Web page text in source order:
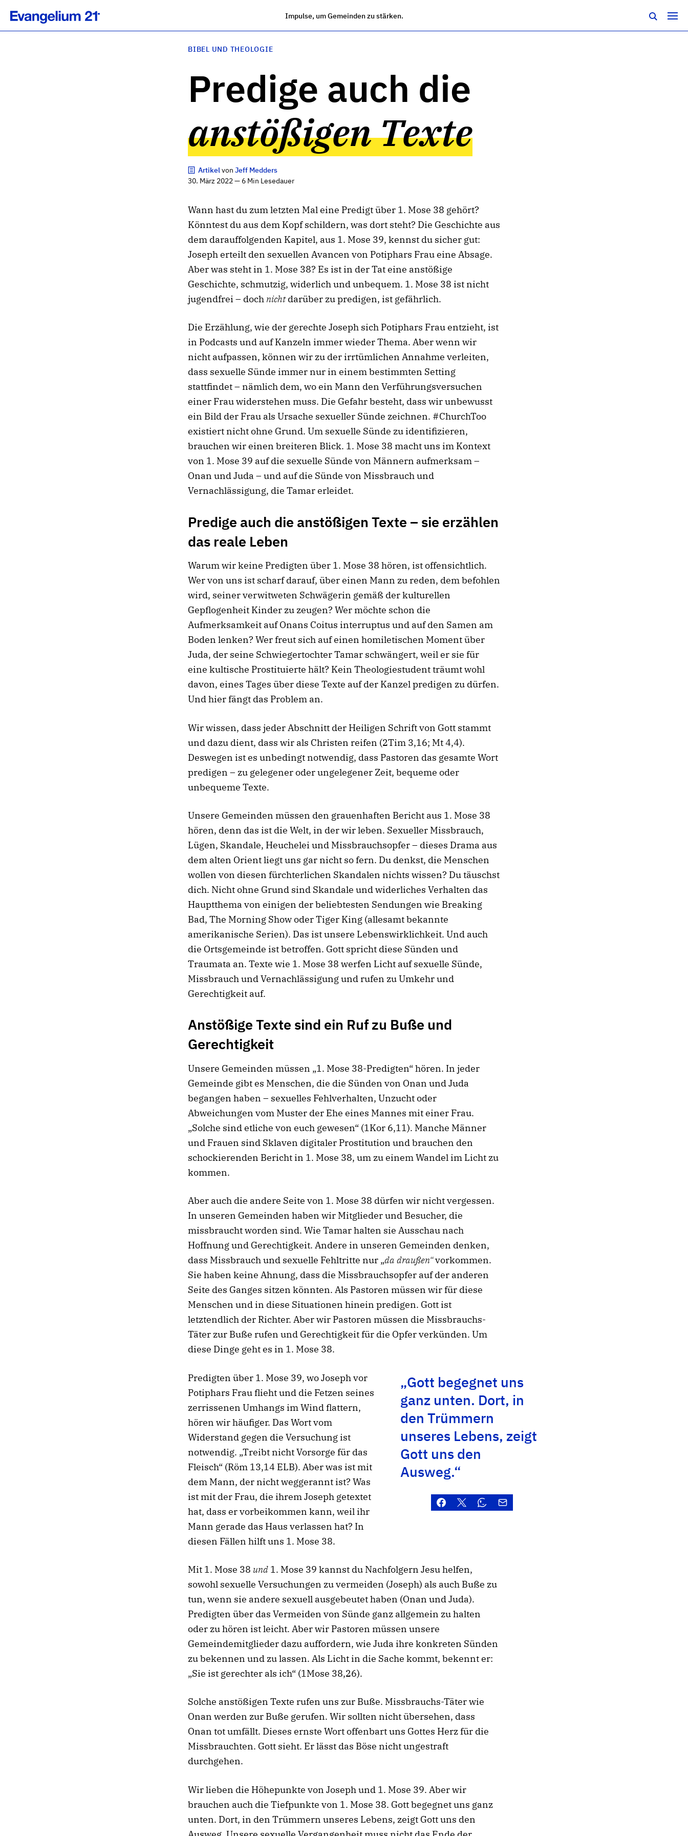
Impulse, um Gemeinden zu stärken.
BIBEL UND THEOLOGIE
Predige auch die
anstößigen Texte
ArtikelvonJeff Medders
30. März 2022 — 6 Min Lesedauer
Wann hast du zum letzten Mal eine Predigt über 1. Mose 38 gehört?
Könntest du aus dem Kopf schildern, was dort steht? Die Geschichte aus
dem darauffolgenden Kapitel, aus 1. Mose 39, kennst du sicher gut:
Joseph erteilt den sexuellen Avancen von Potiphars Frau eine Absage.
Aber was steht in 1. Mose 38? Es ist in der Tat eine anstößige
Geschichte, schmutzig, widerlich und unbequem. 1. Mose 38 ist nicht
jugendfrei – doch nichtdarüber zu predigen, ist gefährlich.
Die Erzählung, wie der gerechte Joseph sich Potiphars Frau entzieht, ist
in Podcasts und auf Kanzeln immer wieder Thema. Aber wenn wir
nicht aufpassen, können wir zu der irrtümlichen Annahme verleiten,
dass sexuelle Sünde immer nur in einem bestimmten Setting
stattfindet – nämlich dem, wo ein Mann den Verführungsversuchen
einer Frau widerstehen muss. Die Gefahr besteht, dass wir unbewusst
ein Bild der Frau als Ursache sexueller Sünde zeichnen. #ChurchToo
existiert nicht ohne Grund. Um sexuelle Sünde zu identifizieren,
brauchen wir einen breiteren Blick. 1. Mose 38 macht uns im Kontext
von 1. Mose 39 auf die sexuelle Sünde von Männern aufmerksam –
Onan und Juda – und auf die Sünde von Missbrauch und
Vernachlässigung, die Tamar erleidet.
Predige auch die anstößigen Texte – sie erzählen
das reale Leben
Warum wir keine Predigten über 1. Mose 38 hören, ist offensichtlich.
Wer von uns ist scharf darauf, über einen Mann zu reden, dem befohlen
wird, seiner verwitweten Schwägerin gemäß der kulturellen
Gepflogenheit Kinder zu zeugen? Wer möchte schon die
Aufmerksamkeit auf Onans Coitus interruptus und auf den Samen am
Boden lenken? Wer freut sich auf einen homiletischen Moment über
Juda, der seine Schwiegertochter Tamar schwängert, weil er sie für
eine kultische Prostituierte hält? Kein Theologiestudent träumt wohl
davon, eines Tages über diese Texte auf der Kanzel predigen zu dürfen.
Und hier fängt das Problem an.
Wir wissen, dass jeder Abschnitt der Heiligen Schrift von Gott stammt
und dazu dient, dass wir als Christen reifen (2Tim 3,16; Mt 4,4).
Deswegen ist es unbedingt notwendig, dass Pastoren das gesamte Wort
predigen – zu gelegener oder ungelegener Zeit, bequeme oder
unbequeme Texte.
Unsere Gemeinden müssen den grauenhaften Bericht aus 1. Mose 38
hören, denn das ist die Welt, in der wir leben. Sexueller Missbrauch,
Lügen, Skandale, Heuchelei und Missbrauchsopfer – dieses Drama aus
dem alten Orient liegt uns gar nicht so fern. Du denkst, die Menschen
wollen von diesen fürchterlichen Skandalen nichts wissen? Du täuschst
dich. Nicht ohne Grund sind Skandale und widerliches Verhalten das
Hauptthema von einigen der beliebtesten Sendungen wie Breaking
Bad, The Morning Show oder Tiger King (allesamt bekannte
amerikanische Serien). Das ist unsere Lebenswirklichkeit. Und auch
die Ortsgemeinde ist betroffen. Gott spricht diese Sünden und
Traumata an. Texte wie 1. Mose 38 werfen Licht auf sexuelle Sünde,
Missbrauch und Vernachlässigung und rufen zu Umkehr und
Gerechtigkeit auf.
Anstößige Texte sind ein Ruf zu Buße und
Gerechtigkeit
Unsere Gemeinden müssen „1. Mose 38-Predigten“ hören. In jeder
Gemeinde gibt es Menschen, die die Sünden von Onan und Juda
begangen haben – sexuelles Fehlverhalten, Unzucht oder
Abweichungen vom Muster der Ehe eines Mannes mit einer Frau.
„Solche sind etliche von euch gewesen“ (1Kor 6,11). Manche Männer
und Frauen sind Sklaven digitaler Prostitution und brauchen den
schockierenden Bericht in 1. Mose 38, um zu einem Wandel im Licht zu
kommen.
Aber auch die andere Seite von 1. Mose 38 dürfen wir nicht vergessen.
In unseren Gemeinden haben wir Mitglieder und Besucher, die
missbraucht worden sind. Wie Tamar halten sie Ausschau nach
Hoffnung und Gerechtigkeit. Andere in unseren Gemeinden denken,
dass Missbrauch und sexuelle Fehltritte nur „da draußen“vorkommen.
Sie haben keine Ahnung, dass die Missbrauchsopfer auf der anderen
Seite des Ganges sitzen könnten. Als Pastoren müssen wir für diese
Menschen und in diese Situationen hinein predigen. Gott ist
letztendlich der Richter. Aber wir Pastoren müssen die Missbrauchs-
Täter zur Buße rufen und Gerechtigkeit für die Opfer verkünden. Um
diese Dinge geht es in 1. Mose 38.
„Gott begegnet uns
ganz unten. Dort, in
den Trümmern
unseres Lebens, zeigt
Gott uns den
Ausweg.“
Predigten über 1. Mose 39, wo Joseph vor
Potiphars Frau flieht und die Fetzen seines
zerrissenen Umhangs im Wind flattern,
hören wir häufiger. Das Wort vom
Widerstand gegen die Versuchung ist
notwendig. „Treibt nicht Vorsorge für das
Fleisch“ (Röm 13,14 ELB). Aber was ist mit
dem Mann, der nicht weggerannt ist? Was
ist mit der Frau, die ihrem Joseph getextet
hat, dass er vorbeikommen kann, weil ihr
Mann gerade das Haus verlassen hat? In
diesen Fällen hilft uns 1. Mose 38.
Mit 1. Mose 38 und 1. Mose 39 kannst du Nachfolgern Jesu helfen,
sowohl sexuelle Versuchungen zu vermeiden (Joseph) als auch Buße zu
tun, wenn sie andere sexuell ausgebeutet haben (Onan und Juda).
Predigten über das Vermeiden von Sünde ganz allgemein zu halten
oder zu hören ist leicht. Aber wir Pastoren müssen unsere
Gemeindemitglieder dazu auffordern, wie Juda ihre konkreten Sünden
zu bekennen und zu lassen. Als Licht in die Sache kommt, bekennt er:
„Sie ist gerechter als ich“ (1Mose 38,26).
Solche anstößigen Texte rufen uns zur Buße. Missbrauchs-Täter wie
Onan werden zur Buße gerufen. Wir sollten nicht übersehen, dass
Onan tot umfällt. Dieses ernste Wort offenbart uns Gottes Herz für die
Missbrauchten. Gott sieht. Er lässt das Böse nicht ungestraft
durchgehen.
Wir lieben die Höhepunkte von Joseph und 1. Mose 39. Aber wir
brauchen auch die Tiefpunkte von 1. Mose 38. Gott begegnet uns ganz
unten. Dort, in den Trümmern unseres Lebens, zeigt Gott uns den